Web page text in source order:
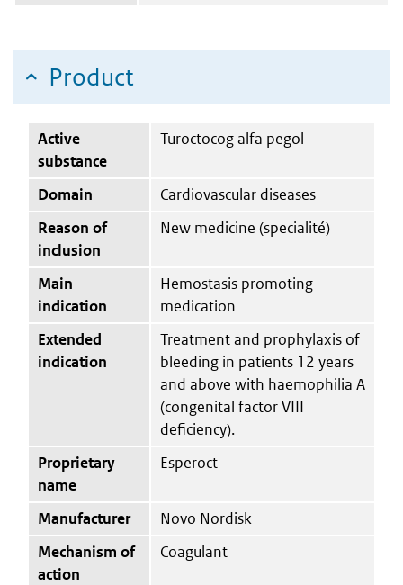
Product
Active
substance
Turoctocog alfa pegol
Domain
Cardiovascular diseases
Reason of
inclusion
New medicine (specialité)
Main
indication
Hemostasis promoting
medication
Extended
indication
Treatment and prophylaxis of
bleeding in patients 12 years
and above with haemophilia A
(congenital factor VIII
deficiency).
Proprietary
name
Esperoct
Manufacturer
Novo Nordisk
Mechanism of
action
Coagulant